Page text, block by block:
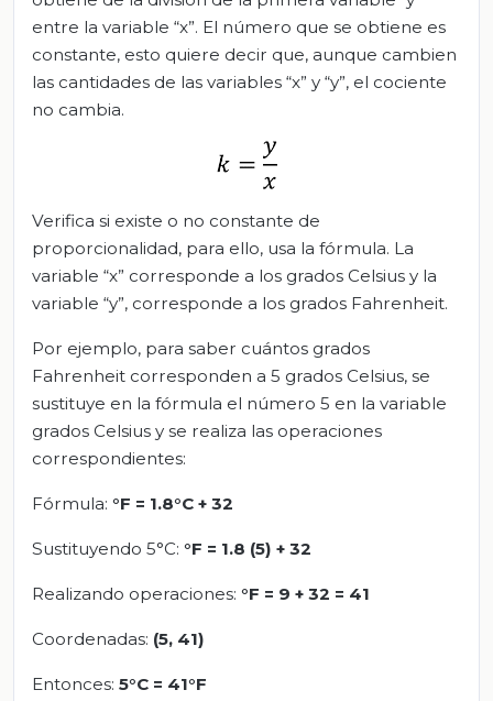
entre la variable “x”. El número que se obtiene es
constante, esto quiere decir que, aunque cambien
las cantidades de las variables “x” y “y”, el cociente
no cambia.
Verifica si existe o no constante de
proporcionalidad, para ello, usa la fórmula. La
variable “x” corresponde a los grados Celsius y la
variable “y”, corresponde a los grados Fahrenheit.
Por ejemplo, para saber cuántos grados
Fahrenheit corresponden a 5 grados Celsius, se
sustituye en la fórmula el número 5 en la variable
grados Celsius y se realiza las operaciones
correspondientes:
Fórmula: °F = 1.8°C + 32
Sustituyendo 5°C: °F = 1.8 (5) + 32
Realizando operaciones: °F = 9 + 32 = 41
Coordenadas: (5, 41)
Entonces: 5°C = 41°F